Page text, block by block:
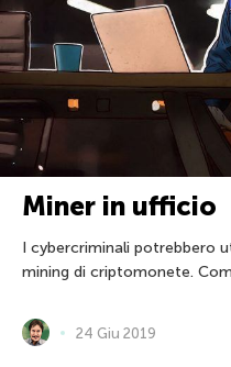
Miner in ufficio
I cybercriminali potrebbero
mining di criptomonete.
24 Giu 2019